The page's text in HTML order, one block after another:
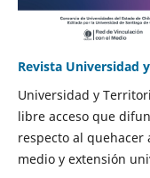
Revista Universidad
Universidad y
libre acceso que
respecto al quehacer
medio y extensión